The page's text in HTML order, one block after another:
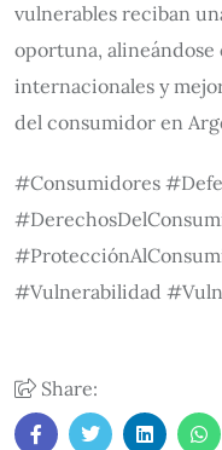
vulnerables reciban
oportuna, alineándose
internacionales y
del consumidor en
#Consumidores
#Vulnerabilidad
Share: